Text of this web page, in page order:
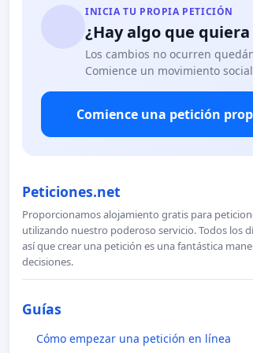
INICIA TU PROPIA PETICIÓN
¿Hay algo que
Los cambios no ocurren
Comience un movimiento
Comience una petición
Peticiones.net
Proporcionamos alojamiento gratis para
utilizando nuestro poderoso servicio. Todos los
así que crear una petición es una fantástica
decisiones.
Guías
Cómo empezar una petición en línea